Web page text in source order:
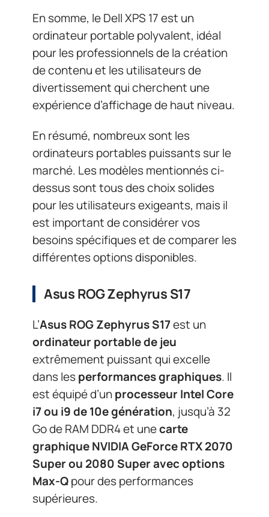
En somme, le Dell XPS 17 est un
ordinateur portable polyvalent, idéal
pour les professionnels de la création
de contenu et les utilisateurs de
divertissement qui cherchent une
expérience d’affichage de haut niveau.
En résumé, nombreux sont les
ordinateurs portables puissants sur le
marché. Les modèles mentionnés ci-
dessus sont tous des choix solides
pour les utilisateurs exigeants, mais il
est important de considérer vos
besoins spécifiques et de comparer les
différentes options disponibles.
Asus ROG Zephyrus S17
L’Asus ROG Zephyrus S17est un
ordinateur portable de jeu
extrêmement puissant qui excelle
dans lesperformances graphiques. Il
est équipé d’unprocesseur Intel Core
i7 ou i9 de 10e génération, jusqu’à 32
Go de RAM DDR4 et unecarte
graphique NVIDIA GeForce RTX 2070
Super ou 2080 Super avec options
Max-Qpour des performances
supérieures.